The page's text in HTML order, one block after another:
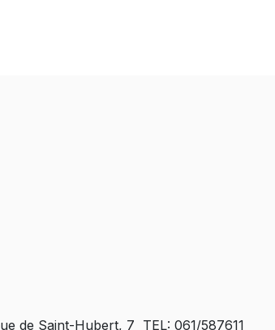
ue de Saint-Hubert, 7 TEL: 061/587611